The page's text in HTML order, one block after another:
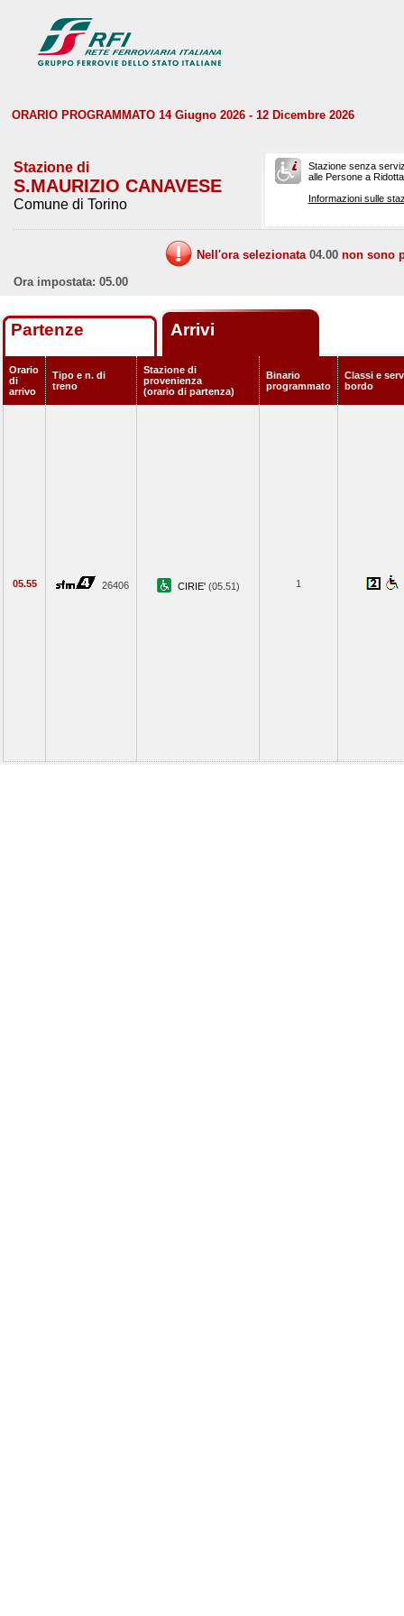
ORARIO PROGRAMMATO 14 Giugno 2026 - 12 Dicembre 2026
Stazione di
S.MAURIZIO CANAVESE
Comune di Torino
Stazione senza
alle Persone a
Informazioni sulle
Nell'ora selezionata 04.00 non sono
Ora impostata: 05.00
Partenze Arrivi
Orario
di
arrivo
Tipo e n. di
treno
Stazione di
provenienza
(orario di partenza)
Binario
programmato
Classi e
bordo
05.55 26406 CIRIE' (05.51) 1